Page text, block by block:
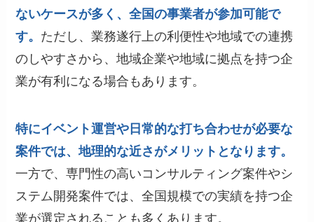
ないケースが多く、全国の事業者が参加可能で
す。 ただし、業務遂行上の利便性や地域での連携
のしやすさから、地域企業や地域に拠点を持つ企
業が有利になる場合もあります。
特にイベント運営や日常的な打ち合わせが必要な
案件では、地理的な近さがメリットとなります。
一方で、専門性の高いコンサルティング案件やシ
ステム開発案件では、全国規模での実績を持つ企
業が選定されることも多くあります。